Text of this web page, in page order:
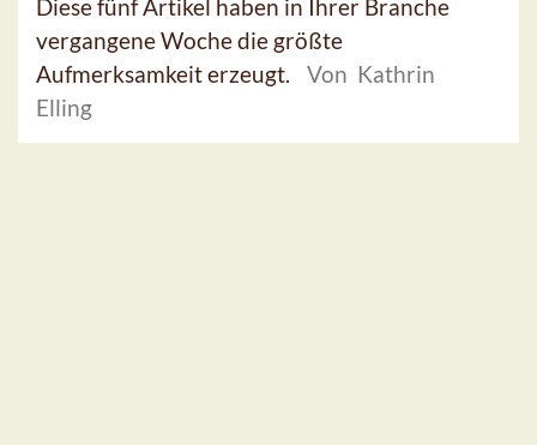
Diese fünf Artikel haben in Ihrer Branche
vergangene Woche die größte
Aufmerksamkeit erzeugt.
Von Kathrin
Elling